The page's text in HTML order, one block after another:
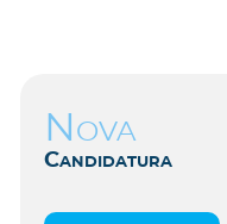
Nova
Candidatura